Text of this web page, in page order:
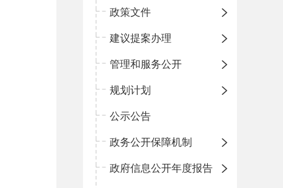
政策文件
建议提案办理
管理和服务公开
规划计划
公示公告
政务公开保障机制
政府信息公开年度报告